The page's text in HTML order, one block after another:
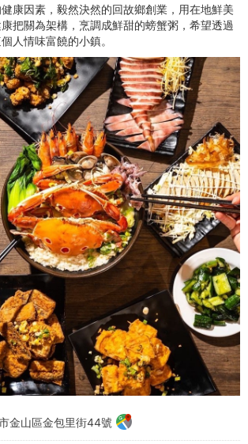
康因素，毅然決然的回故鄉創業，用在地鮮美
把關為架構，烹調成鮮甜的螃蟹粥，希望透過
人情味富饒的小鎮。
金山區金包里街44號